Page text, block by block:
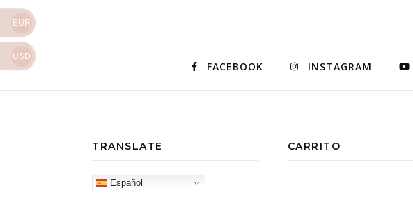
FACEBOOK INSTAGRAM
TRANSLATE
Español
CARRITO
EUR
USD